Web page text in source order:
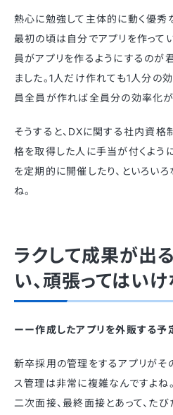
熱心に勉強して主体的に動く優秀
最初の頃は自分でアプリを作って
員がアプリを作るようにするのが
ました。1人だけ作れても1人分の
員全員が作れば全員分の効率化が
そうすると、DXに関する社内資格
格を取得した人に手当が付くよう
を定期的に開催したり、といろい
ね。
ラクして成果が出
い、頑張ってはい
ーー作成したアプリを外販する予
新卒採用の管理をするアプリがそ
ス管理は非常に複雑なんですよね
二次面接、最終面接とあって、た